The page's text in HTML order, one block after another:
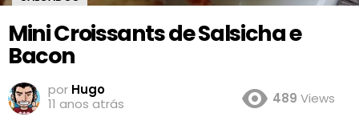
Mini Croissants de Salsicha e
Bacon
por Hugo
11 anos atrás
489 Views